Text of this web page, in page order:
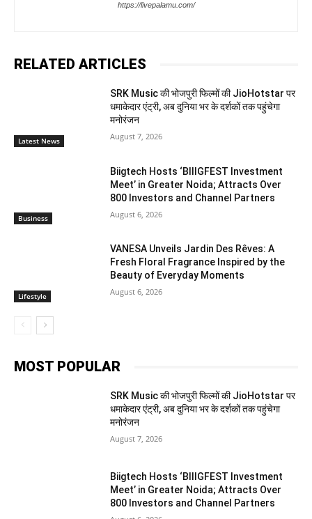
https://livepalamu.com/
RELATED ARTICLES
Latest News
SRK Music की भोजपुरी फिल्मों की JioHotstar पर
धमाकेदार एंट्री, अब दुनिया भर के दर्शकों तक पहुंचेगा
मनोरंजन
August 7, 2026
Business
Biigtech Hosts ‘BIIIGFEST Investment
Meet’ in Greater Noida; Attracts Over
800 Investors and Channel Partners
August 6, 2026
Lifestyle
VANESA Unveils Jardin Des Rêves: A
Fresh Floral Fragrance Inspired by the
Beauty of Everyday Moments
August 6, 2026
MOST POPULAR
SRK Music की भोजपुरी फिल्मों की JioHotstar पर
धमाकेदार एंट्री, अब दुनिया भर के दर्शकों तक पहुंचेगा
मनोरंजन
August 7, 2026
Biigtech Hosts ‘BIIIGFEST Investment
Meet’ in Greater Noida; Attracts Over
800 Investors and Channel Partners